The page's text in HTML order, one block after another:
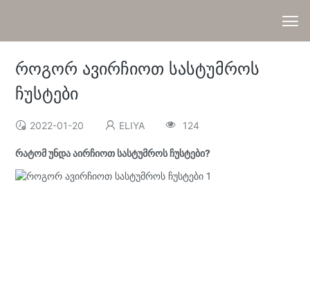
როგორ ავირჩიოთ სასტუმროს
ჩუსტები
2022-01-20 ELIYA 124
რატომ უნდა აირჩიოთ სასტუმროს ჩუსტები?